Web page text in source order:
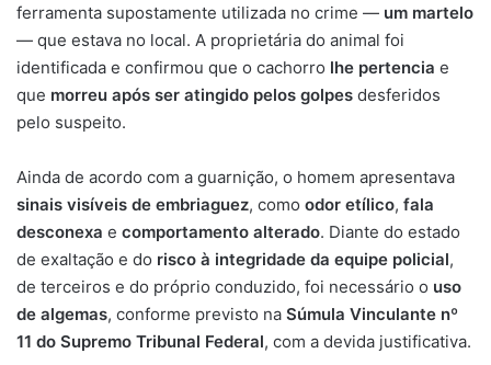
ferramenta supostamente utilizada no crime — um martelo
— que estava no local. A proprietária do animal foi
identificada e confirmou que o cachorro lhe pertencia e
que morreu após ser atingido pelos golpes desferidos
pelo suspeito.
Ainda de acordo com a guarnição, o homem apresentava
sinais visíveis de embriaguez, como odor etílico, fala
desconexa e comportamento alterado. Diante do estado
de exaltação e do risco à integridade da equipe policial,
de terceiros e do próprio conduzido, foi necessário o uso
de algemas, conforme previsto na Súmula Vinculante nº
11 do Supremo Tribunal Federal, com a devida justificativa.